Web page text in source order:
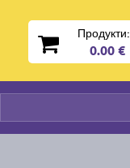
Продукти:
0.00 €